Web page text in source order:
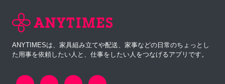
ANYTIMESは、家具組み立てや配送、家事などの日常のちょっとし
た用事を依頼したい人と、仕事をしたい人をつなげるアプリです。